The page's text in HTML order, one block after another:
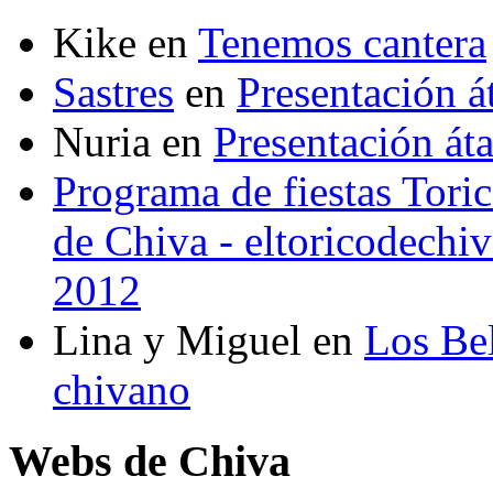
Kike en Tenemos cantera
Sastres en Presentación
Nuria en Presentación
Programa de fiestas
de Chiva -
2012
Lina y Miguel en Los
chivano
Webs de Chiva